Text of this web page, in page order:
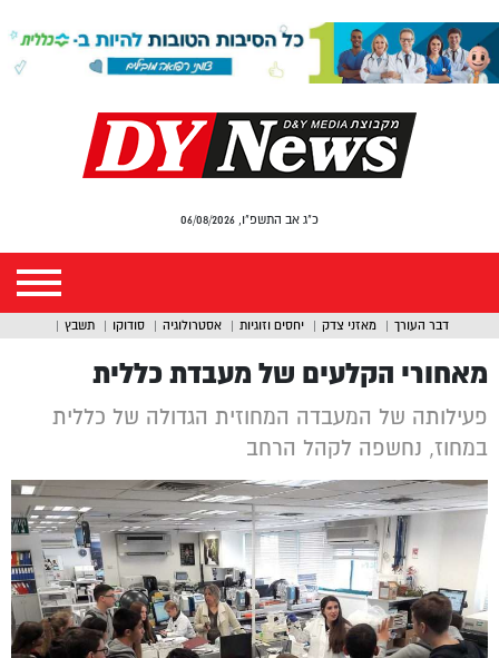
כ"ג אב התשפ"ו, 06/08/2026
דבר העורך מאזני צדק יחסים וזוגיות אסטרולוגיה סודוקו תשבץ
מאחורי הקלעים של מעבדת כללית
פעילותה של המעבדה המחוזית הגדולה של כללית
במחוז, נחשפה לקהל הרחב